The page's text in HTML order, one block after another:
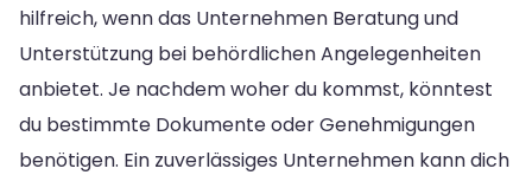
hilfreich, wenn das Unternehmen Beratung und
Unterstützung bei behördlichen Angelegenheiten
anbietet. Je nachdem woher du kommst, könntest
du bestimmte Dokumente oder Genehmigungen
benötigen. Ein zuverlässiges Unternehmen kann dich